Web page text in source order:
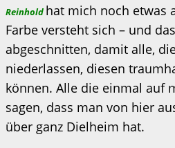
Reinhold hat mich noch etwas
Farbe versteht sich – und
abgeschnitten, damit alle,
niederlassen, diesen
können. Alle die einmal auf
sagen, dass man von hier
über ganz Dielheim hat.